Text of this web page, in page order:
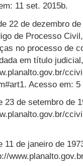
11 set. 2015b.
22 de dezembro
de Processo
no processo de
em título
Acesso em:
23 de setembro de
11 de janeiro de